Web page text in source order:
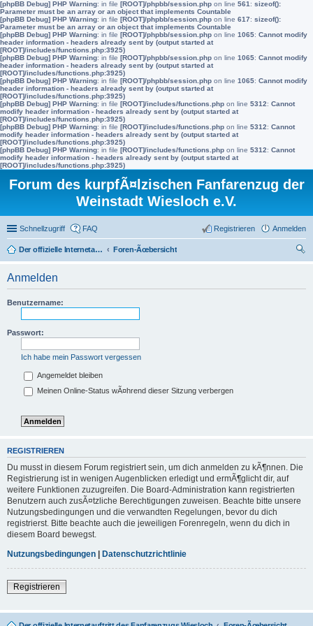
[phpBB Debug] PHP Warning: in file [ROOT]/phpbb/session.php on line 561 : sizeof():
Parameter must be an array or an object that implements Countable
[phpBB Debug] PHP Warning: in file [ROOT]/phpbb/session.php on line 617: sizeof():
Parameter must be an array or an object that implements Countable
[phpBB Debug] PHP Warning: in file [ROOT]/phpbb/session.php on line 1065: Cannot modify
header information - headers already sent by (output started at
[ROOT]/includes/functions.php:3925)
[phpBB Debug] PHP Warning: in file [ROOT]/phpbb/session.php on line 1065: Cannot modify
header information - headers already sent by (output started at
[ROOT]/includes/functions.php:3925)
[phpBB Debug] PHP Warning: in file [ROOT]/phpbb/session.php on line 1065: Cannot modify
header information - headers already sent by (output started at
[ROOT]/includes/functions.php:3925)
[phpBB Debug] PHP Warning: in file [ROOT]/includes/functions.php on line 5312: Cannot
modify header information - headers already sent by (output started at
[ROOT]/includes/functions.php:3925)
[phpBB Debug] PHP Warning: in file [ROOT]/includes/functions.php on line 5312: Cannot
modify header information - headers already sent by (output started at
[ROOT]/includes/functions.php:3925)
[phpBB Debug] PHP Warning: in file [ROOT]/includes/functions.php on line 5312: Cannot
modify header information - headers already sent by (output started at
[ROOT]/includes/functions.php:3925)
Forum des kurpfÃ¤lzischen Fanfarenzug der
Weinstadt Wiesloch e.V.
Schnellzugriff FAQ Anmelden
Registrieren
Der offizielle Internetauftritt des Fanfarenzugs Wiesloch
Foren-Ãœbersicht
Anmelden
Benutzername:
Passwort:
Ich habe mein Passwort vergessen
Angemeldet bleiben
Meinen Online-Status wÃ¤hrend dieser Sitzung verbergen
REGISTRIEREN
Du musst in diesem Forum registriert sein, um dich anmelden zu kÃ¶nnen. Die
Registrierung ist in wenigen Augenblicken erledigt und ermÃ¶glicht dir, auf
weitere Funktionen zuzugreifen. Die Board-Administration kann registrierten
Benutzern auch zusÃ¤tzliche Berechtigungen zuweisen. Beachte bitte unsere
Nutzungsbedingungen und die verwandten Regelungen, bevor du dich
registrierst. Bitte beachte auch die jeweiligen Forenregeln, wenn du dich in
diesem Board bewegst.
Nutzungsbedingungen | Datenschutzrichtlinie
Registrieren